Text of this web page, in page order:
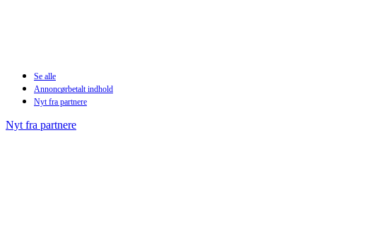
Se alle
Annoncørbetalt indhold
Nyt fra partnere
Nyt fra partnere